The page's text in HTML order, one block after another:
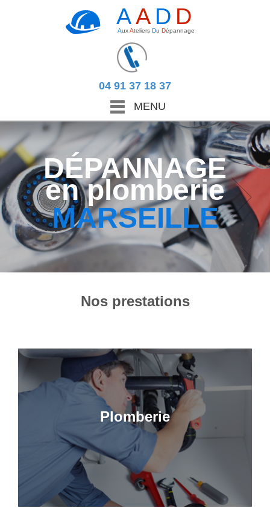
AA D D
AuxAteliers Du Dépannage
04 91 37 18 37
MENU
Nos prestations
Plomberie